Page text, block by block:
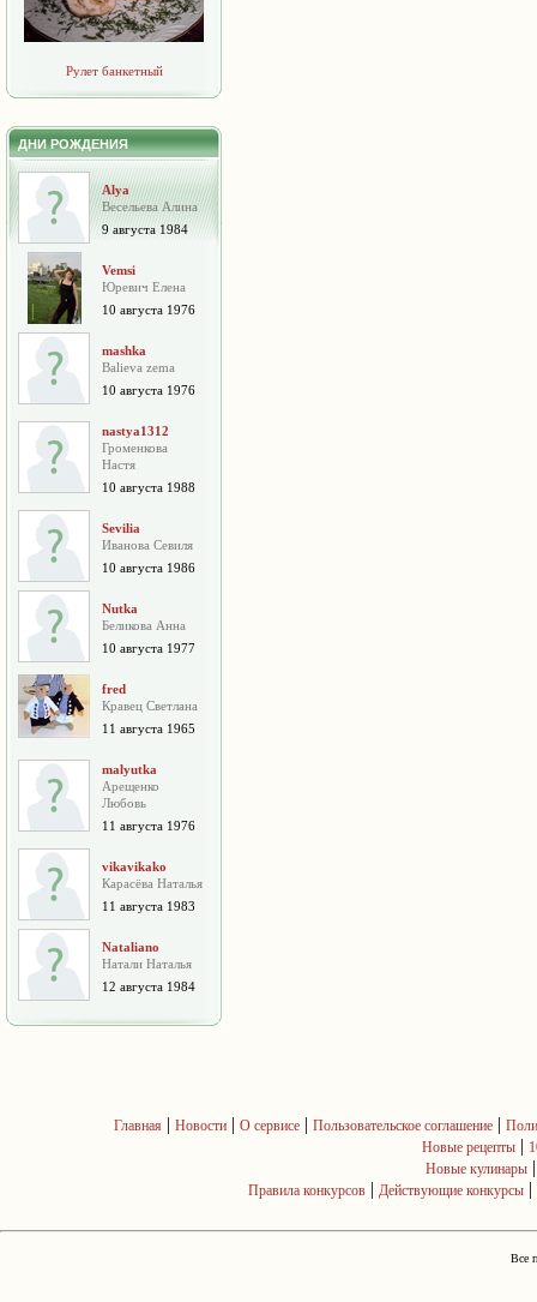
Рулет банкетный
ДНИ РОЖДЕНИЯ
Alya
Весельева Алина
9 августа 1984
Vemsi
Юревич Елена
10 августа 1976
mashka
Balieva zema
10 августа 1976
nastya1312
Громенкова
Настя
10 августа 1988
Sevilia
Иванова Севиля
10 августа 1986
Nutka
Беликова Анна
10 августа 1977
fred
Кравец Светлана
11 августа 1965
malyutka
Арещенко
Любовь
11 августа 1976
vikavikako
Карасёва Наталья
11 августа 1983
Nataliano
Натали Наталья
12 августа 1984
Главная | Новости| О сервисе| Пользовательское соглашение|
Новые рецепты |
Новые кулинары
Правила конкурсов | Действующие конкурсы |
Все